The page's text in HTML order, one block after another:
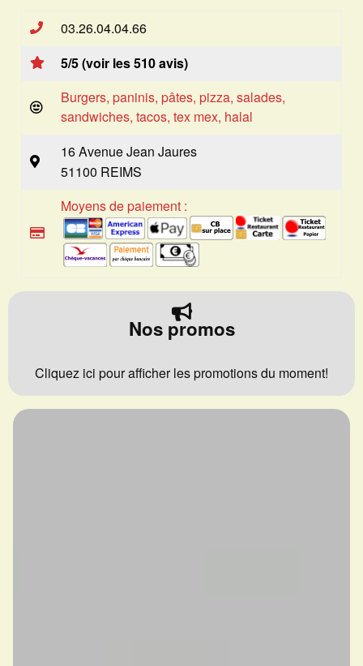
03.26.04.04.66
5/5 (voir les 510 avis)
Burgers, paninis, pâtes, pizza, salades,
sandwiches, tacos, tex mex, halal
16 Avenue Jean Jaures
51100 REIMS
Moyens de paiement :
Nos promos
Cliquez ici pour afficher les promotions du moment!